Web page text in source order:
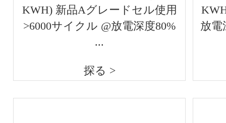
KWH) 新品Aグレードセル使用
>6000サイクル @放電深度80%
...
探る >
放電